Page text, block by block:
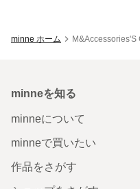
minne ホーム M&Accessories'S
minneを知る
minneについて
minneで買いたい
作品をさがす